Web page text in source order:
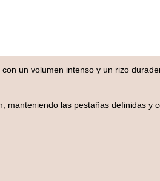
un volumen intenso y un rizo
las pestañas definidas y